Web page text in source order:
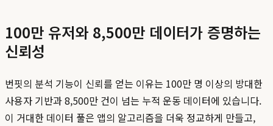
100만 유저와 8,500만 데이터가 증명하는
신뢰성
번핏의 분석 기능이 신뢰를 얻는 이유는 100만 명 이상의 방대한
사용자 기반과 8,500만 건이 넘는 누적 운동 데이터에 있습니다.
이 거대한 데이터 풀은 앱의 알고리즘을 더욱 정교하게 만들고,